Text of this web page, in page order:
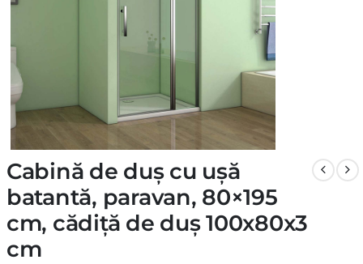
Cabină de duș cu ușă
batantă, paravan, 80×195
cm, cădiță de duș 100x80x3
cm